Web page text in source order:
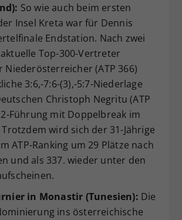
So wie auch beim ersten
Insel Kreta war für Dennis
Endstation. Nach zwei
Top-300-Vertreter
Niederösterreicher (ATP 366)
3:6,-7:6-(3),-5:7-Niederlage
Christoph Negritu (ATP
Führung mit Doppelbreak im
wird sich der 31-Jährige
ATP-Ranking um 29 Plätze nach
und als 337. wieder unter den
in Monastir (Tunesien): Die
ins österreichische